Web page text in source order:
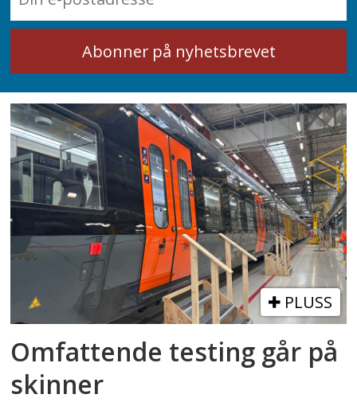
PLUSS
Omfattende testing går på
skinner